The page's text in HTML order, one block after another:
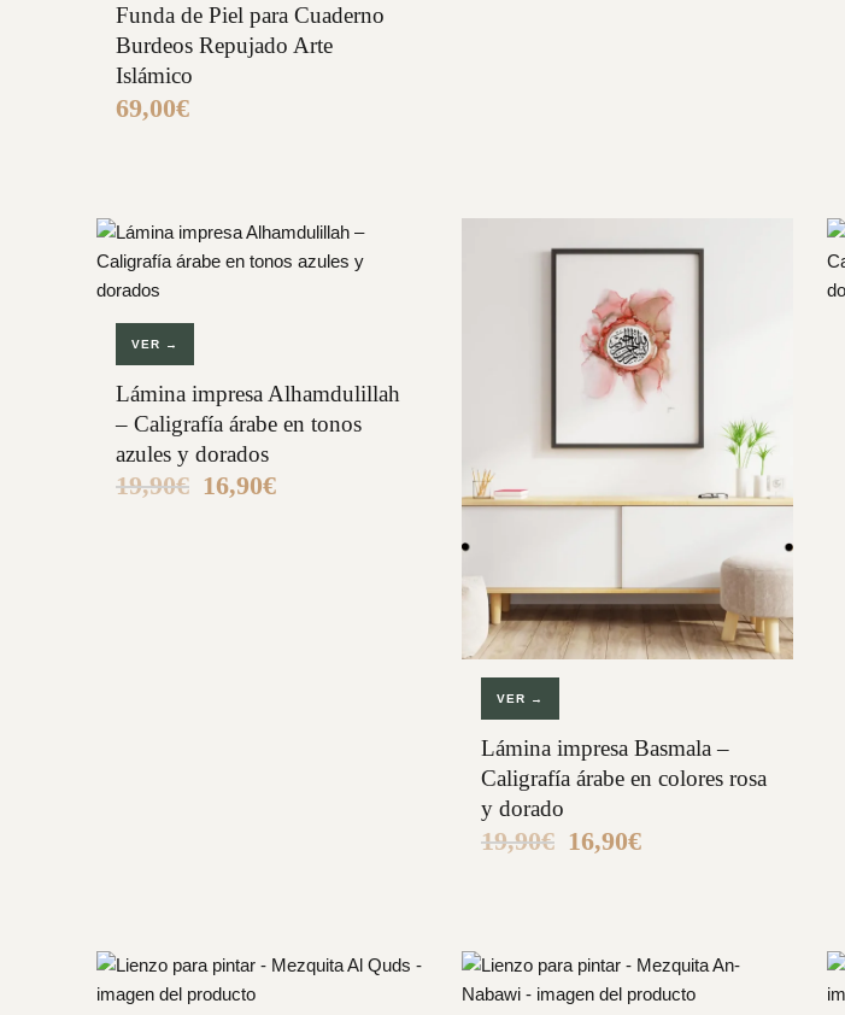
Funda de Piel para Cuaderno
Burdeos Repujado Arte
Islámico
69,00€
VER →
Lámina impresa Alhamdulillah
– Caligrafía árabe en tonos
azules y dorados
19,90€
El
precio
16,90€El
VER →
Lámina impresa Basmala –
Caligrafía árabe en colores rosa
y dorado
19,90€
El
precio
16,90€El